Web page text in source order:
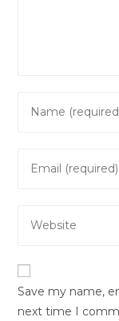
your
comment
your
your
URL
(optional)
Save my name,
next time I